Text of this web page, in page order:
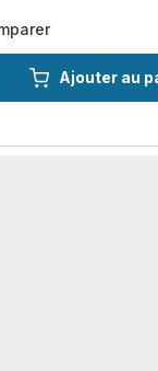
Express
Vision,
Centrale
Ajouter au